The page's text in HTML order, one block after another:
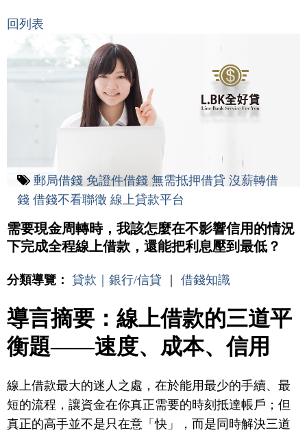
回列表
郵局借錢 免證件借錢 無需抵押借貸 沒薪轉借
錢 借錢不看聯徵 線上貸款平台
需要現金周轉時，我該怎麼在不影響信用的情況
下完成全程線上借款，還能把利息壓到最低？
分類導覽： 貸款｜銀行/信貸 借錢知識
導言摘要：線上借款的三道平
衡題——速度、成本、信用
線上借款最大的迷人之處，在於能用最少的手續、最
短的流程，讓資金在你真正需要的時刻抵達帳戶；但
真正的高手並不是只在意「快」，而是同時解決三道